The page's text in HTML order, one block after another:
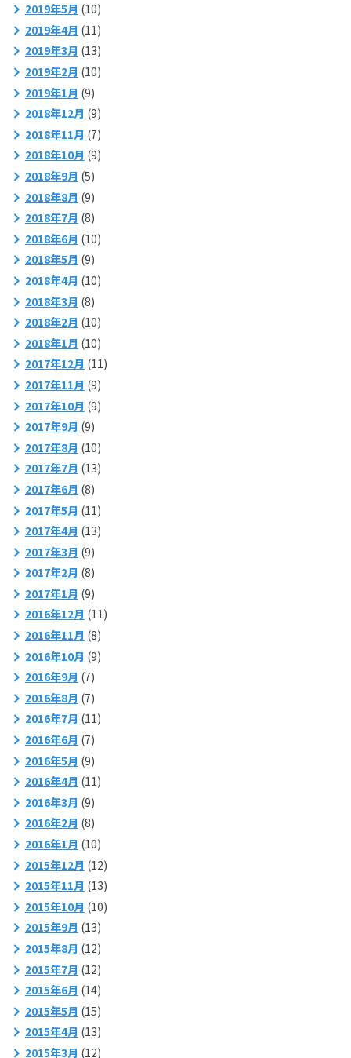
2019年5月 (10)
2019年4月 (11)
2019年3月 (13)
2019年2月 (10)
2019年1月 (9)
2018年12月 (9)
2018年11月 (7)
2018年10月 (9)
2018年9月 (5)
2018年8月 (9)
2018年7月 (8)
2018年6月 (10)
2018年5月 (9)
2018年4月 (10)
2018年3月 (8)
2018年2月 (10)
2018年1月 (10)
2017年12月 (11)
2017年11月 (9)
2017年10月 (9)
2017年9月 (9)
2017年8月 (10)
2017年7月 (13)
2017年6月 (8)
2017年5月 (11)
2017年4月 (13)
2017年3月 (9)
2017年2月 (8)
2017年1月 (9)
2016年12月 (11)
2016年11月 (8)
2016年10月 (9)
2016年9月 (7)
2016年8月 (7)
2016年7月 (11)
2016年6月 (7)
2016年5月 (9)
2016年4月 (11)
2016年3月 (9)
2016年2月 (8)
2016年1月 (10)
2015年12月 (12)
2015年11月 (13)
2015年10月 (10)
2015年9月 (13)
2015年8月 (12)
2015年7月 (12)
2015年6月 (14)
2015年5月 (15)
2015年4月 (13)
2015年3月 (12)